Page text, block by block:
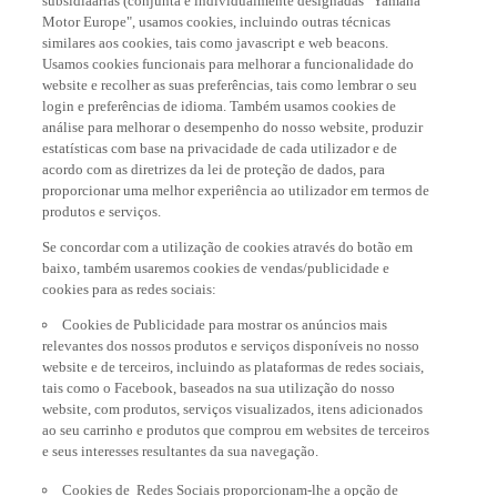
Motor Europe", usamos cookies, incluindo outras técnicas
similares aos cookies, tais como javascript e web beacons.
Usamos cookies funcionais para melhorar a funcionalidade do
website e recolher as suas preferências, tais como lembrar o seu
login e preferências de idioma. Também usamos cookies de
análise para melhorar o desempenho do nosso website, produzir
estatísticas com base na privacidade de cada utilizador e de
acordo com as diretrizes da lei de proteção de dados, para
proporcionar uma melhor experiência ao utilizador em termos de
produtos e serviços.
baixo, também usaremos cookies de vendas/publicidade e
cookies para as redes sociais:
relevantes dos nossos produtos e serviços disponíveis no nosso
website e de terceiros, incluindo as plataformas de redes sociais,
tais como o Facebook, baseados na sua utilização do nosso
website, com produtos, serviços visualizados, itens adicionados
ao seu carrinho e produtos que comprou em websites de terceiros
e seus interesses resultantes da sua navegação.